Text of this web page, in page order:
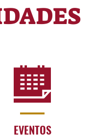
EVENTOS